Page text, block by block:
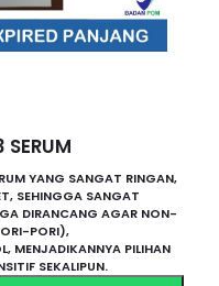
SERUM
YANG SANGAT RINGAN,
SEHINGGA SANGAT
DIRANCANG AGAR NON-
PORI),
MENJADIKANNYA PILIHAN
SEKALIPUN.